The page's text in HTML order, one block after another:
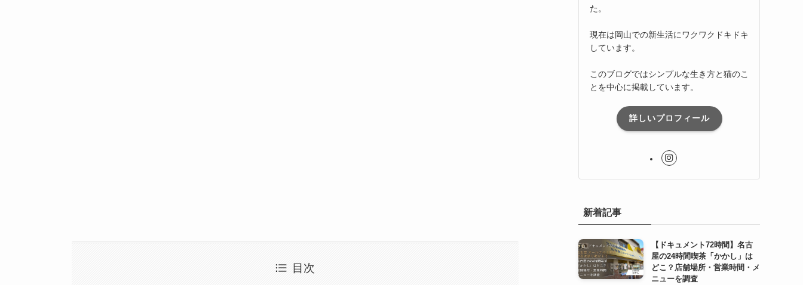
目次
た。
現在は岡山での新生活にワクワクドキドキ
しています。
このブログではシンプルな生き方と猫のこ
とを中心に掲載しています。
詳しいプロフィール
新着記事
【ドキュメント72時間】名古
屋の24時間喫茶「かかし」は
どこ？店舗場所・営業時間・メ
ニューを調査